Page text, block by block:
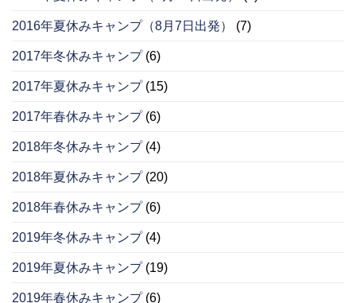
2016年夏休みキャンプ（8月7日出発） (7)
2017年冬休みキャンプ(6)
2017年夏休みキャンプ(15)
2017年春休みキャンプ(6)
2018年冬休みキャンプ(4)
2018年夏休みキャンプ(20)
2018年春休みキャンプ(6)
2019年冬休みキャンプ(4)
2019年夏休みキャンプ(19)
2019年春休みキャンプ(6)